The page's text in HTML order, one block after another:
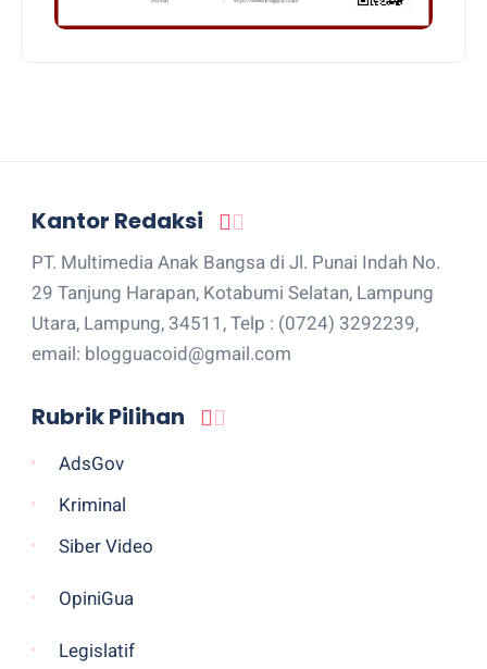
Kantor Redaksi
PT. Multimedia Anak Bangsa di Jl. Punai Indah No.
29 Tanjung Harapan, Kotabumi Selatan, Lampung
Utara, Lampung, 34511, Telp : (0724) 3292239,
email: blogguacoid@gmail.com
Rubrik Pilihan
AdsGov
Kriminal
Siber Video
OpiniGua
Legislatif